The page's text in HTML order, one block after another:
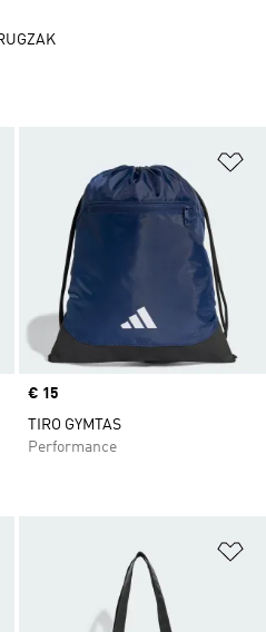
Price
€ 15
TIRO GYMTAS
Performance